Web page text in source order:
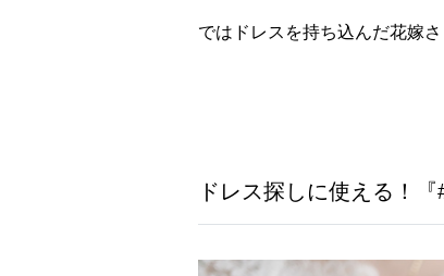
ではドレスを持ち込んだ花嫁
ドレス探しに使える！『